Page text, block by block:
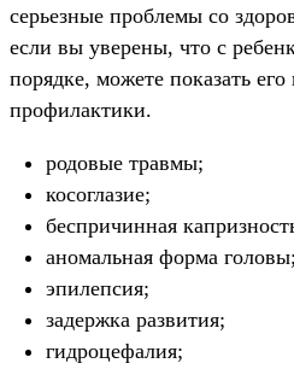
серьезные проблемы со
если вы уверены, что с
порядке, можете показать его
профилактики.
родовые травмы;
косоглазие;
беспричинная
аномальная форма головы;
эпилепсия;
задержка развития;
гидроцефалия;